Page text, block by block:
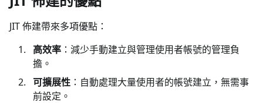
JIT 佈建帶來多項優點：
高效率 ：減少手動建立與管理使用者帳號的管理負
擔。
可擴展性 ：自動處理大量使用者的帳號建立，無需事
前設定。